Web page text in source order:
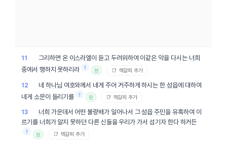
11 그리하면 온 이스라엘이 듣고 두려워하여 이같은 악을 다시는 너희
중에서 행하지 못하리라 † 원 📑 책갈피 추가
12 네 하나님 여호와께서 네게 주어 거주하게 하시는 한 성읍에 대하여
네게 소문이 들리기를 † 원 📑 책갈피 추가
13 너희 가운데서 어떤 불량배가 일어나서 그성읍 주민을 유혹하여 이
르기를 너희 가 알지 못하던 다른 신들을 우리가 가서 섬기자 한다 하거든
†
원 📑 책갈피 추가